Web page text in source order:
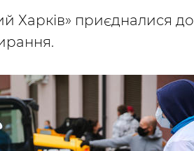
Харків» приєдналися до